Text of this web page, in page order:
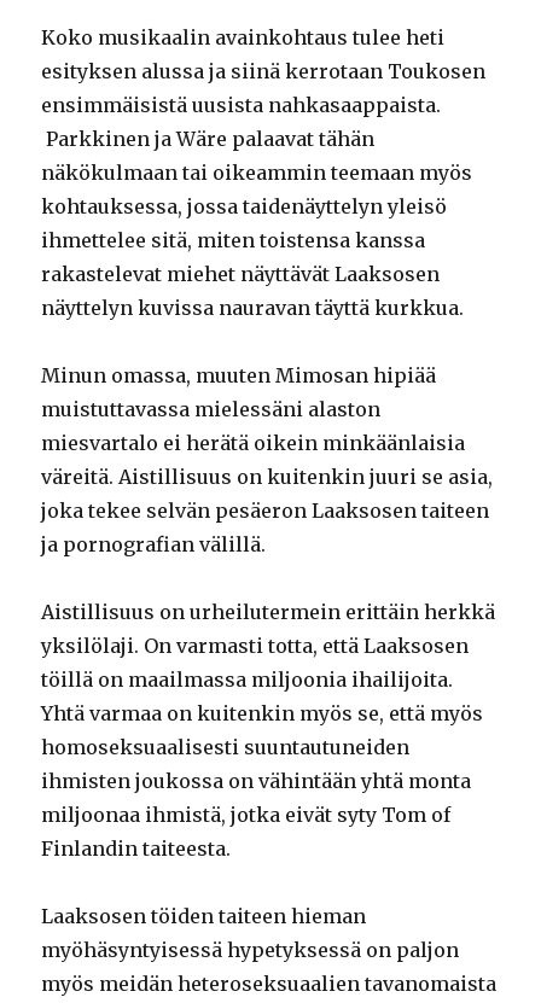
Koko musikaalin avainkohtaus tulee heti
esityksen alussa ja siinä kerrotaan Toukosen
ensimmäisistä uusista nahkasaappaista.
Parkkinen ja Wäre palaavat tähän
näkökulmaan tai oikeammin teemaan myös
kohtauksessa, jossa taidenäyttelyn yleisö
ihmettelee sitä, miten toistensa kanssa
rakastelevat miehet näyttävät Laaksosen
näyttelyn kuvissa nauravan täyttä kurkkua.
Minun omassa, muuten Mimosan hipiää
muistuttavassa mielessäni alaston
miesvartalo ei herätä oikein minkäänlaisia
väreitä. Aistillisuus on kuitenkin juuri se asia,
joka tekee selvän pesäeron Laaksosen taiteen
ja pornografian välillä.
Aistillisuus on urheilutermein erittäin herkkä
yksilölaji. On varmasti totta, että Laaksosen
töillä on maailmassa miljoonia ihailijoita.
Yhtä varmaa on kuitenkin myös se, että myös
homoseksuaalisesti suuntautuneiden
ihmisten joukossa on vähintään yhtä monta
miljoonaa ihmistä, jotka eivät syty Tom of
Finlandin taiteesta.
Laaksosen töiden taiteen hieman
myöhäsyntyisessä hypetyksessä on paljon
myös meidän heteroseksuaalien tavanomaista